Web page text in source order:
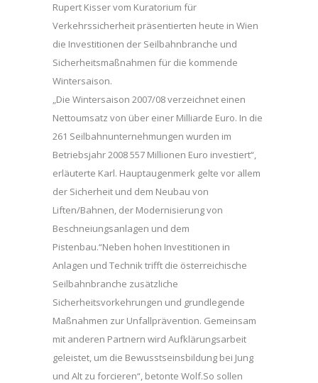
Rupert Kisser vom Kuratorium für
Verkehrssicherheit präsentierten heute in Wien
die Investitionen der Seilbahnbranche und
Sicherheitsmaßnahmen für die kommende
Wintersaison.
„Die Wintersaison 2007/08 verzeichnet einen
Nettoumsatz von über einer Milliarde Euro. In die
261 Seilbahnunternehmungen wurden im
Betriebsjahr 2008 557 Millionen Euro investiert“,
erläuterte Karl. Hauptaugenmerk gelte vor allem
der Sicherheit und dem Neubau von
Liften/Bahnen, der Modernisierung von
Beschneiungsanlagen und dem
Pistenbau.“Neben hohen Investitionen in
Anlagen und Technik trifft die österreichische
Seilbahnbranche zusätzliche
Sicherheitsvorkehrungen und grundlegende
Maßnahmen zur Unfallprävention. Gemeinsam
mit anderen Partnern wird Aufklärungsarbeit
geleistet, um die Bewusstseinsbildung bei Jung
und Alt zu forcieren“, betonte Wolf.So sollen